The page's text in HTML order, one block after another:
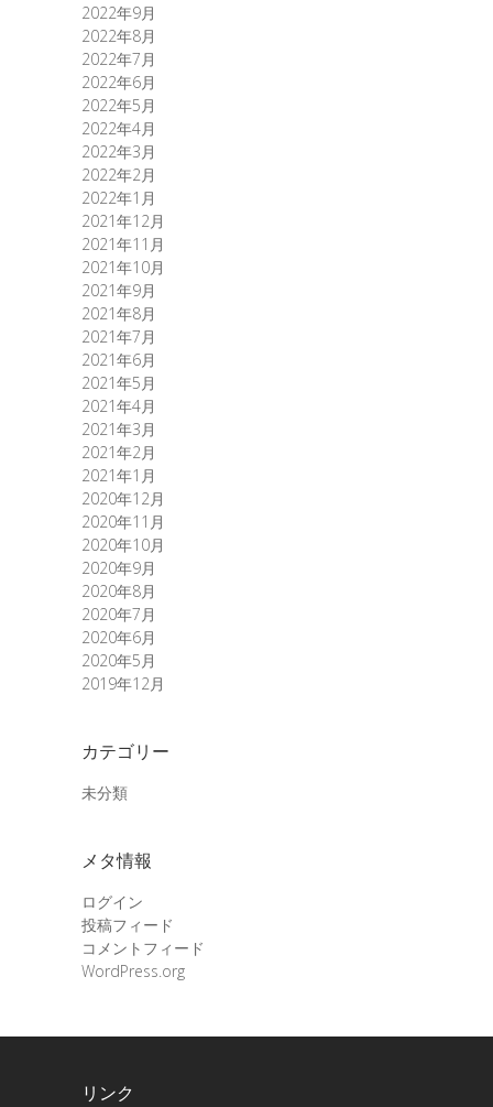
2022年9月
2022年8月
2022年7月
2022年6月
2022年5月
2022年4月
2022年3月
2022年2月
2022年1月
2021年12月
2021年11月
2021年10月
2021年9月
2021年8月
2021年7月
2021年6月
2021年5月
2021年4月
2021年3月
2021年2月
2021年1月
2020年12月
2020年11月
2020年10月
2020年9月
2020年8月
2020年7月
2020年6月
2020年5月
2019年12月
カテゴリー
未分類
メタ情報
ログイン
投稿フィード
コメントフィード
WordPress.org
リンク